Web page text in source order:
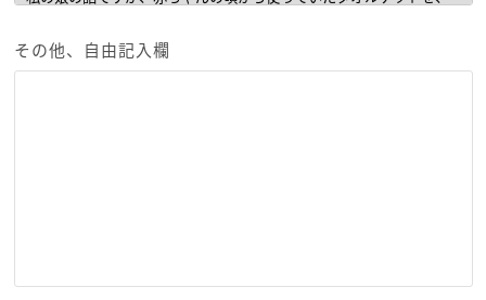
その他、自由記入欄